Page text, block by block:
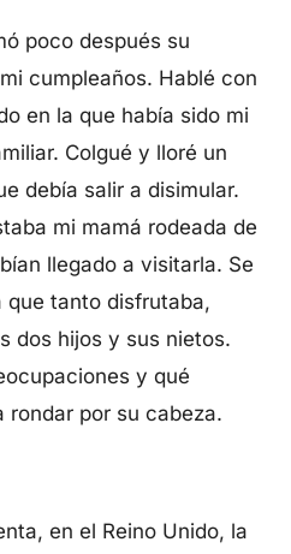
poco después su
cumpleaños. Hablé con
en la que había sido mi
Colgué y lloré un
debía salir a disimular.
mi mamá rodeada de
llegado a visitarla. Se
que tanto disfrutaba,
dos hijos y sus nietos.
y qué
rondar por su cabeza.
en el Reino Unido, la